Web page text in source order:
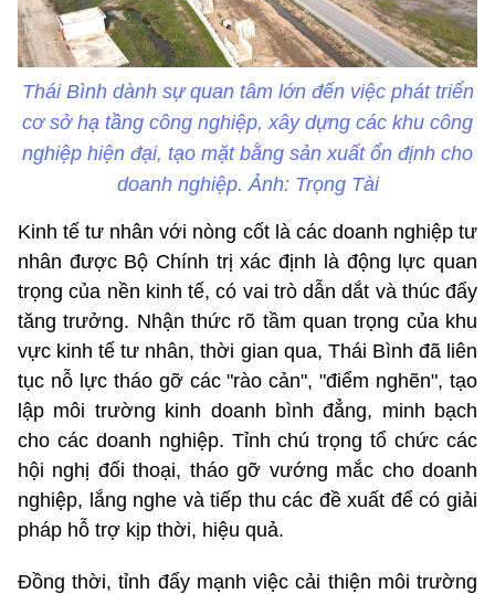
Thái Bình dành sự quan tâm lớn đến việc phát triển
cơ sở hạ tầng công nghiệp, xây dựng các khu công
nghiệp hiện đại, tạo mặt bằng sản xuất ổn định cho
doanh nghiệp. Ảnh: Trọng Tài
Kinh tế tư nhân với nòng cốt là các doanh nghiệp tư
nhân được Bộ Chính trị xác định là động lực quan
trọng của nền kinh tế, có vai trò dẫn dắt và thúc đẩy
tăng trưởng. Nhận thức rõ tầm quan trọng của khu
vực kinh tế tư nhân, thời gian qua, Thái Bình đã liên
tục nỗ lực tháo gỡ các "rào cản", "điểm nghẽn", tạo
lập môi trường kinh doanh bình đẳng, minh bạch
cho các doanh nghiệp. Tỉnh chú trọng tổ chức các
hội nghị đối thoại, tháo gỡ vướng mắc cho doanh
nghiệp, lắng nghe và tiếp thu các đề xuất để có giải
pháp hỗ trợ kịp thời, hiệu quả.
Đồng thời, tỉnh đẩy mạnh việc cải thiện môi trường